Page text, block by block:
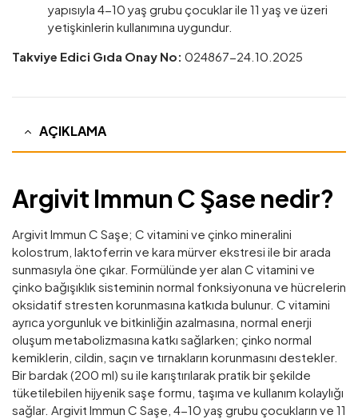
yapısıyla 4-10 yaş grubu çocuklar ile 11 yaş ve üzeri
yetişkinlerin kullanımına uygundur.
Takviye Edici Gıda Onay No: 024867-24.10.2025
AÇIKLAMA
Argivit Immun C Şase nedir?
Argivit Immun C Saşe; C vitamini ve çinko mineralini
kolostrum, laktoferrin ve kara mürver ekstresi ile bir arada
sunmasıyla öne çıkar. Formülünde yer alan C vitamini ve
çinko bağışıklık sisteminin normal fonksiyonuna ve hücrelerin
oksidatif stresten korunmasına katkıda bulunur. C vitamini
ayrıca yorgunluk ve bitkinliğin azalmasına, normal enerji
oluşum metabolizmasına katkı sağlarken; çinko normal
kemiklerin, cildin, saçın ve tırnakların korunmasını destekler.
Bir bardak (200 ml) su ile karıştırılarak pratik bir şekilde
tüketilebilen hijyenik saşe formu, taşıma ve kullanım kolaylığı
sağlar. Argivit Immun C Saşe, 4-10 yaş grubu çocukların ve 11